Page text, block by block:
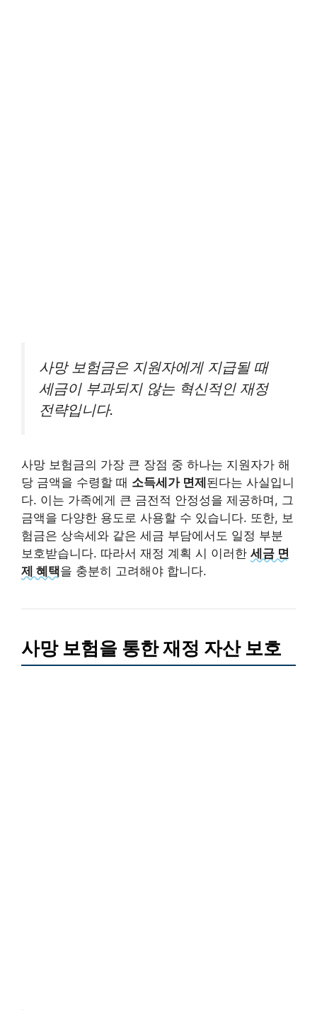
사망 보험금은 지원자에게 지급될 때
세금이 부과되지 않는 혁신적인 재정
전략입니다.
사망 보험금의 가장 큰 장점 중 하나는 지원자가 해
당 금액을 수령할 때 소득세가 면제 된다는 사실입니
다. 이는 가족에게 큰 금전적 안정성을 제공하며, 그
금액을 다양한 용도로 사용할 수 있습니다. 또한, 보
험금은 상속세와 같은 세금 부담에서도 일정 부분
보호받습니다. 따라서 재정 계획 시 이러한 세금 면
제 혜택을 충분히 고려해야 합니다.
사망 보험을 통한 재정 자산 보호